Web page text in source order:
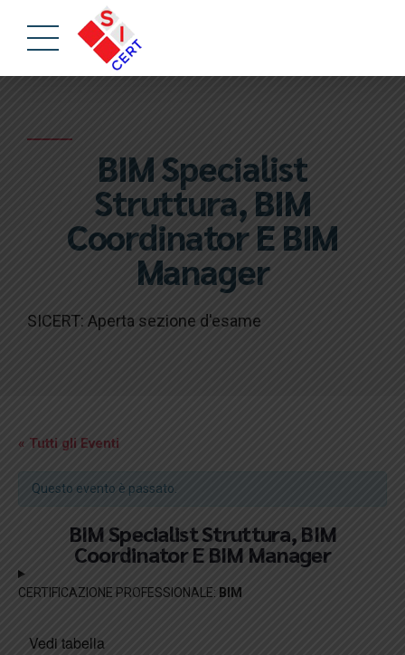
BIM Specialist
Struttura, BIM
Coordinator E BIM
Manager
SICERT: Aperta sezione d'esame
« Tutti gli Eventi
Questo evento è passato.
BIM Specialist Struttura, BIM
Coordinator E BIM Manager
CERTIFICAZIONE PROFESSIONALE: BIM
Vedi tabella